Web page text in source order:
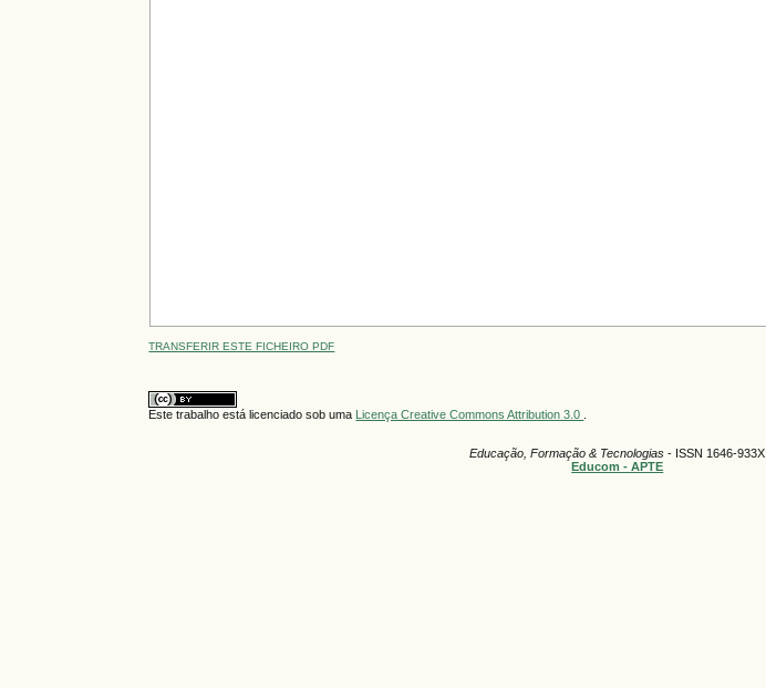
TRANSFERIR ESTE FICHEIRO PDF
Este trabalho está licenciado sob uma Licença Creative Commons Attribution 3.0
Educação, Formação & Tecnologias- ISSN 1646-933X
Educom - APTE